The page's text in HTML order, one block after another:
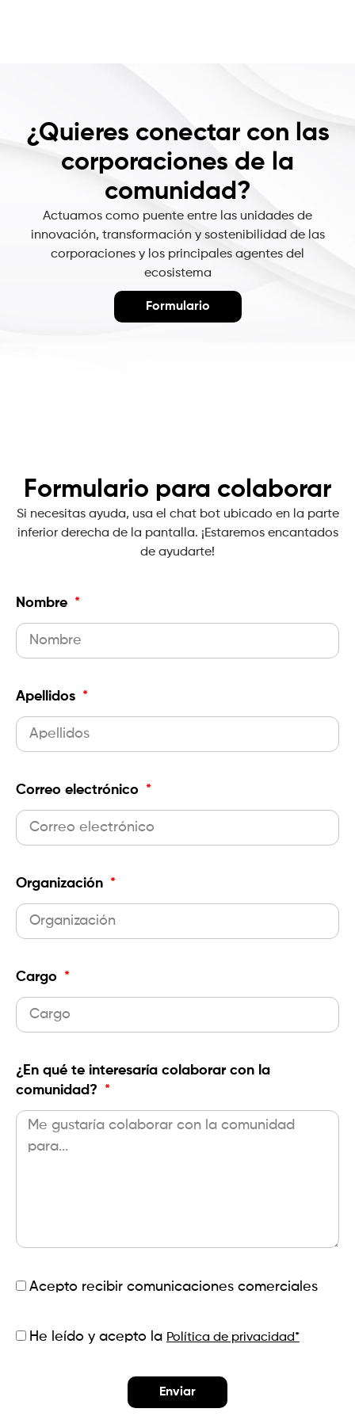
¿Quieres conectar con las
corporaciones de la
comunidad?
Actuamos como puente entre las unidades de
innovación, transformación y sostenibilidad de las
corporaciones y los principales agentes del
ecosistema
Formulario
Formulario para colaborar
Si necesitas ayuda, usa el chat bot ubicado en la parte
inferior derecha de la pantalla. ¡Estaremos encantados
de ayudarte!
Nombre
Apellidos
Correo electrónico
Organización
Cargo
¿En qué te interesaría colaborar con la
comunidad?
Acepto recibir comunicaciones comerciales
He leído y acepto la Política de privacidad*
Enviar